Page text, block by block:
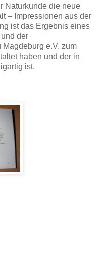
Naturkunde die neue
– Impressionen aus der
ist das Ergebnis eines
der
e.V. zum
haben und der in
ist.